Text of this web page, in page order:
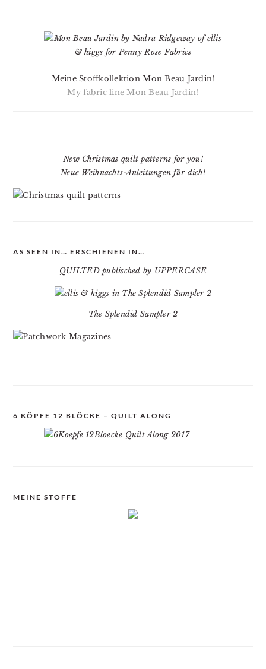
Meine Stoffkollektion Mon Beau Jardin!
My fabric line Mon Beau Jardin!
New Christmas quilt patterns for you!
Neue Weihnachts-Anleitungen für dich!
AS SEEN IN… ERSCHIENEN IN…
QUILTED publisched by UPPERCASE
The Splendid Sampler 2
6 KÖPFE 12 BLÖCKE – QUILT ALONG
MEINE STOFFE